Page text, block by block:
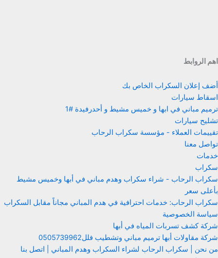
اهم الروابط
أضف إعلان السكراب الخاص بك
اسقاط سيارات
ترميم مباني في ابها و خميس مشيط و أحدرفيدة #1
تشليح سيارات
تقييمات العملاء - مؤسسة سكراب الرحاب
تواصل معنا
خدمات
سكراب
سكراب الرحاب - شراء سكراب وهدم مباني في أبها وخميس مشيط
بأعلى سعر
سكراب الرحاب: خدمات احترافية في هدم المباني مجاناً مقابل السكراب
سياسة الخصوصية
شركة كشف تسربات المياه في أبها
شركة مقاولات أبها ترميم مباني وتشطيب فلل0505739962
من نحن | سكراب الرحاب لشراء السكراب وهدم المباني | اتصل بنا